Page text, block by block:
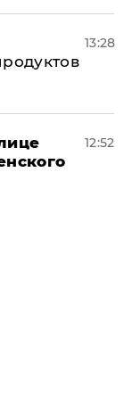
13:28
12:52